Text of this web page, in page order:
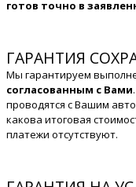
готов точно в
ГАРАНТИЯ
Мы гарантируем
согласованным с Вами
проводятся с Вашим
какова итоговая
платежи отсутствуют.